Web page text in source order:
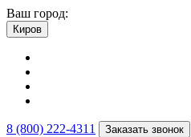
Ваш город:
Киров
8 (800) 222-4311 Заказать звонок